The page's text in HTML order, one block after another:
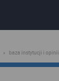
» baza instytucji i opinii